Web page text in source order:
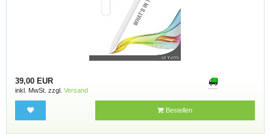
39,00 EUR
inkl. MwSt. zzgl. Versand
Bestellen